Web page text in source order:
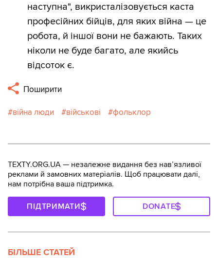
наступна", викристалізовується каста
професійних бійців, для яких війна — це
робота, й іншої вони не бажають. Таких
ніколи не буде багато, але якийсь
відсоток є.
Поширити
війна люди військові фольклор
TEXTY.ORG.UA — незалежне видання без навʼязливої
реклами й замовних матеріалів. Щоб працювати далі,
нам потрібна ваша підтримка.
ПІДТРИМАТИ DONATE
БІЛЬШЕ СТАТЕЙ